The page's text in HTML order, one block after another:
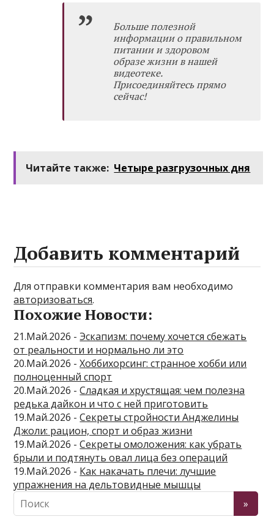
Больше полезной
информации о правильном
питании и здоровом
образе жизни в нашей
видеотеке.
Присоединяйтесь прямо
сейчас!
Читайте также: Четыре разгрузочных дня
Добавить комментарий
Для отправки комментария вам необходимо
авторизоваться.
Похожие Новости:
21.Май.2026 -Эскапизм: почему хочется сбежать
от реальности и нормально ли это
20.Май.2026 -Хоббихорсинг: странное хобби или
полноценный спорт
20.Май.2026 -Сладкая и хрустящая: чем полезна
редька дайкон и что с ней приготовить
19.Май.2026 -Секреты стройности Анджелины
Джоли: рацион, спорт и образ жизни
19.Май.2026 -Секреты омоложения: как убрать
брыли и подтянуть овал лица без операций
19.Май.2026 - Как накачать плечи: лучшие
упражнения на дельтовидные мышцы